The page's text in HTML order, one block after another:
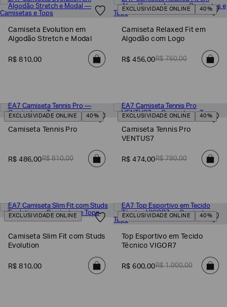
Camiseta Evolution em
Algodão Stretch e Modal
R$ 810,00
EXCLUSIVIDADE ONLINE 40%
Camiseta Relaxed Fit em
Algodão com Logo
R$ 456,00R$ 760,00
EXCLUSIVIDADE ONLINE 40%
Camiseta Tennis Pro
R$ 486,00R$ 810,00
EXCLUSIVIDADE ONLINE 40%
Camiseta Tennis Pro
VENTUS7
R$ 474,00R$ 790,00
EXCLUSIVIDADE ONLINE
Camiseta Slim Fit com Studs
Evolution
R$ 810,00
EXCLUSIVIDADE ONLINE 40%
Top Esportivo em Tecido
Técnico VIGOR7
R$ 600,00R$ 1.000,00
Poderia
NOME*